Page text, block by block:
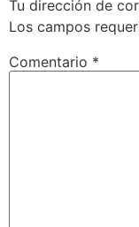
Tu dirección de
Los campos
Comentario *